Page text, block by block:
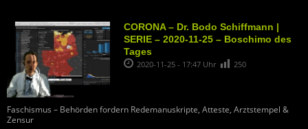
CORONA – Dr. Bodo Schiffmann |
SERIE – 2020-11-25 – Boschimo des
Tages
2020-11-25 - 17:47 Uhr 250
Faschismus – Behörden fordern Redemanuskripte, Atteste, Arztstempel &
Zensur